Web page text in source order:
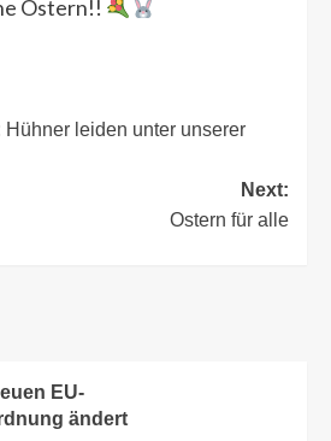
Ostern!!
Hühner leiden unter unserer
Next:
Ostern für alle
EU-
ändert